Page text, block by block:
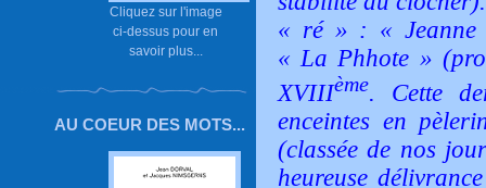
Cliquez sur l'image
ci-dessus pour en
savoir plus...
AU COEUR DES MOTS...
« ré » : «
« La Phhote »
XVIIIème. Cette
enceintes en
(classée de nos
heureuse